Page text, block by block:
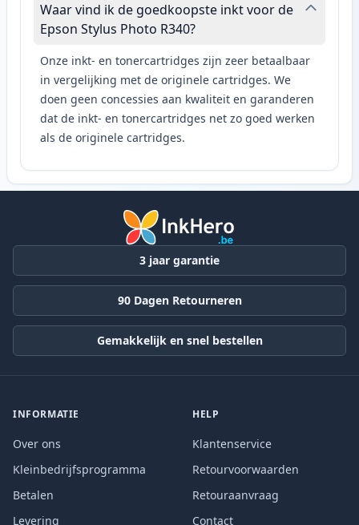
Waar vind ik de goedkoopste inkt voor de
Epson Stylus Photo R340?
Onze inkt- en tonercartridges zijn zeer betaalbaar
in vergelijking met de originele cartridges. We
doen geen concessies aan kwaliteit en garanderen
dat de inkt- en tonercartridges net zo goed werken
als de originele cartridges.
3 jaar garantie
90 Dagen Retourneren
Gemakkelijk en snel bestellen
INFORMATIE
Over ons
Kleinbedrijfsprogramma
Betalen
Levering
HELP
Klantenservice
Retourvoorwaarden
Retouraanvraag
Contact